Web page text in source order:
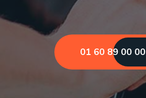
01 60 89 00 00